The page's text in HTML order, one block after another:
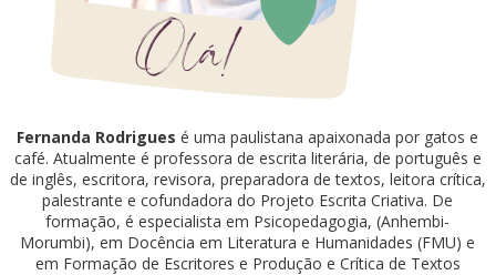
Fernanda Rodrigues é uma paulistana apaixonada por gatos e
café. Atualmente é professora de escrita literária, de português e
de inglês, escritora, revisora, preparadora de textos, leitora crítica,
palestrante e cofundadora do Projeto Escrita Criativa. De
formação, é especialista em Psicopedagogia, (Anhembi-
Morumbi), em Docência em Literatura e Humanidades (FMU) e
em Formação de Escritores e Produção e Crítica de Textos